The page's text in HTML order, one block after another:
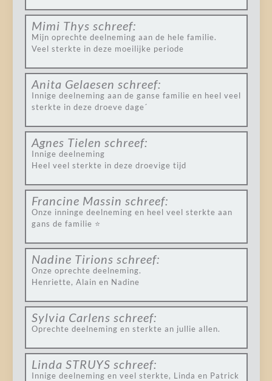
Mimi Thys schreef:
Mijn oprechte deelneming aan de hele familie.
Veel sterkte in deze moeilijke periode
Anita Gelaesen schreef:
Innige deelneming aan de ganse familie en heel veel
sterkte in deze droeve dage´
Agnes Tielen schreef:
Innige deelneming
Heel veel sterkte in deze droevige tijd
Francine Massin schreef:
Onze inninge deelneming en heel veel sterkte aan
gans de familie ⭐️
Nadine Tirions schreef:
Onze oprechte deelneming.
Henriette, Alain en Nadine
Sylvia Carlens schreef:
Oprechte deelneming en sterkte an jullie allen.
Linda STRUYS schreef:
Innige deelneming en veel sterkte, Linda en Patrick